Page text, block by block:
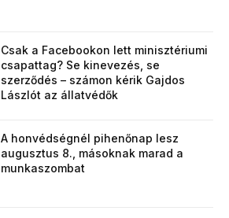
Csak a Facebookon lett minisztériumi
csapattag? Se kinevezés, se
szerződés – számon kérik Gajdos
Lászlót az állatvédők
A honvédségnél pihenőnap lesz
augusztus 8., másoknak marad a
munkaszombat